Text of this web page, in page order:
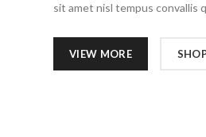
sit amet nisl tempus convallis
VIEW MORE